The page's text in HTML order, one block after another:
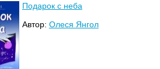
Подарок с неба
Автор: Олеся Янгол